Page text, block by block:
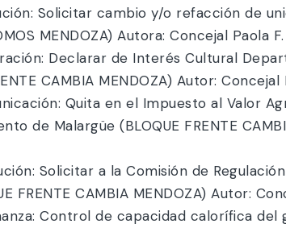
Solicitar cambio y/o refacción de
MENDOZA) Autora: Concejal Paola
Declarar de Interés Cultural
CAMBIA MENDOZA) Autor:
Quita en el Impuesto al Valor
de Malargüe (BLOQUE FRENTE
Solicitar a la Comisión de
CAMBIA MENDOZA) Autor:
Control de capacidad calorífica